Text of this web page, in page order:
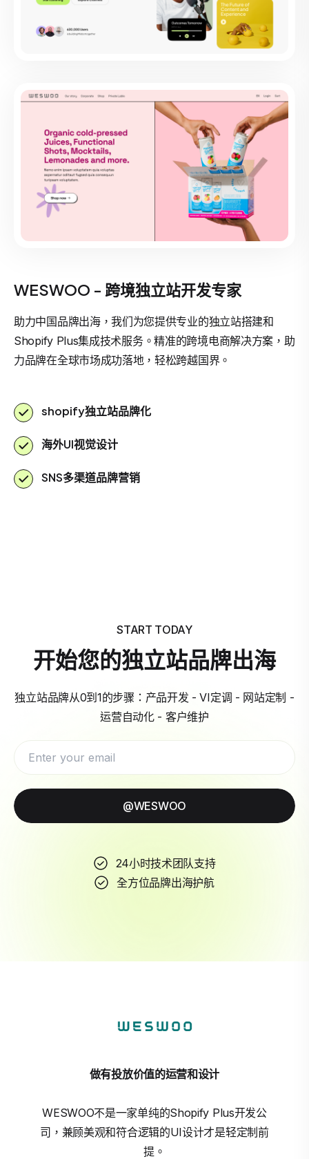
WESWOO - 跨境独立站开发专家
助力中国品牌出海，我们为您提供专业的独立站搭建和
Shopify Plus集成技术服务。精准的跨境电商解决方案，助
力品牌在全球市场成功落地，轻松跨越国界。
shopify独立站品牌化
海外UI视觉设计
SNS多渠道品牌营销
START TODAY
开始您的独立站品牌出海
独立站品牌从0到1的步骤：产品开发 - VI定调 - 网站定制 -
运营自动化 - 客户维护
@WESWOO
24小时技术团队支持
全方位品牌出海护航
做有投放价值的运营和设计
WESWOO不是一家单纯的Shopify Plus开发公
司，兼顾美观和符合逻辑的UI设计才是轻定制前
提。